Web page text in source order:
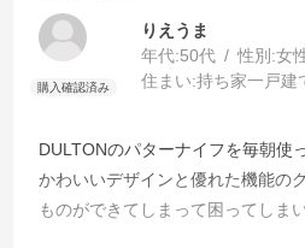
りえうま
年代:50代 性別:女
住まい:持ち家一戸建
DULTONのパターナイフを毎朝使
かわいいデザインと優れた機能の
ものができてしまって困ってしま